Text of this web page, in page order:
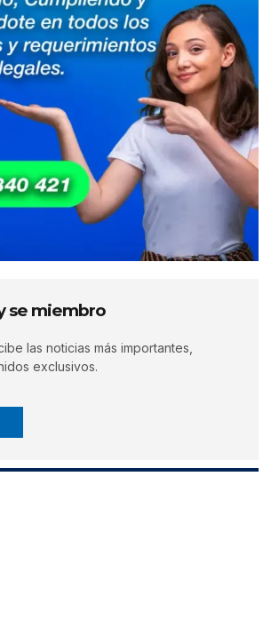
se miembro
las noticias más importantes,
exclusivos.